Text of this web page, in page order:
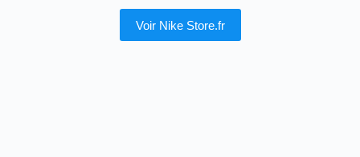
Voir Nike Store.fr